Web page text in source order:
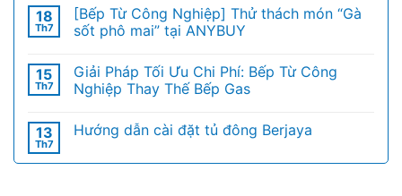
18
Th7
[Bếp Từ Công Nghiệp] Thử thách món “Gà
sốt phô mai” tại ANYBUY
15
Th7
Giải Pháp Tối Ưu Chi Phí: Bếp Từ Công
Nghiệp Thay Thế Bếp Gas
13
Th7
Hướng dẫn cài đặt tủ đông Berjaya